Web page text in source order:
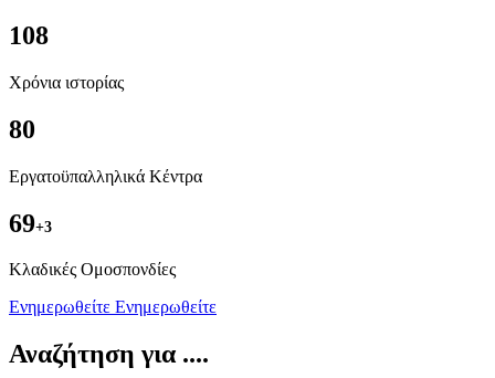
108
Χρόνια ιστορίας
80
Εργατοϋπαλληλικά Κέντρα
69+3
Kλαδικές Ομοσπονδίες
Ενημερωθείτε Ενημερωθείτε
Αναζήτηση για ....